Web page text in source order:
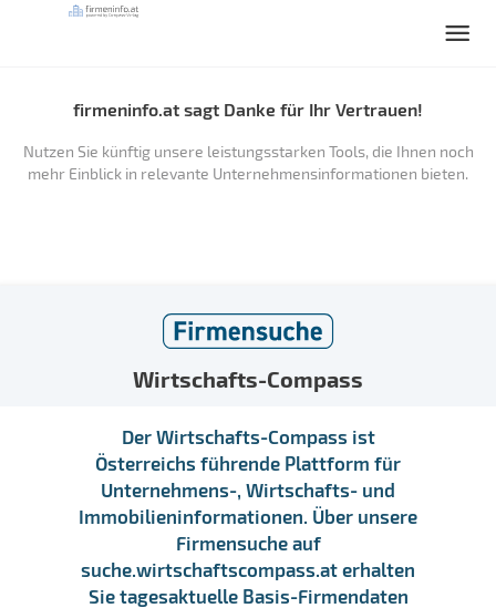
firmeninfo.at sagt Danke für Ihr Vertrauen!
Nutzen Sie künftig unsere leistungsstarken Tools, die Ihnen noch
mehr Einblick in relevante Unternehmensinformationen bieten.
Wirtschafts-Compass
Der Wirtschafts-Compass ist
Österreichs führende Plattform für
Unternehmens-, Wirtschafts- und
Immobilieninformationen. Über unsere
Firmensuche auf
suche.wirtschaftscompass.at erhalten
Sie tagesaktuelle Basis-Firmendaten